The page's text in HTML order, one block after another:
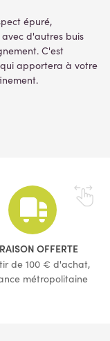
épuré,
d'autres buis
C'est
apportera à votre
OFFERTE
de 100 € d'achat,
métropolitaine